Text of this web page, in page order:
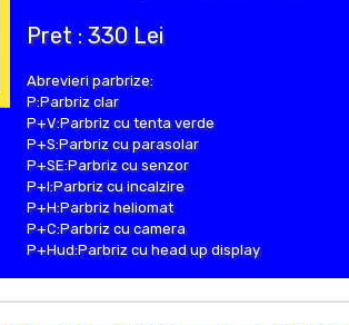
Pret : 330 Lei
Abrevieri parbrize:
P:Parbriz clar
P+V:Parbriz cu tenta verde
P+S:Parbriz cu parasolar
P+SE:Parbriz cu senzor
P+I:Parbriz cu incalzire
P+H:Parbriz heliomat
P+C:Parbriz cu camera
P+Hud:Parbriz cu head up display